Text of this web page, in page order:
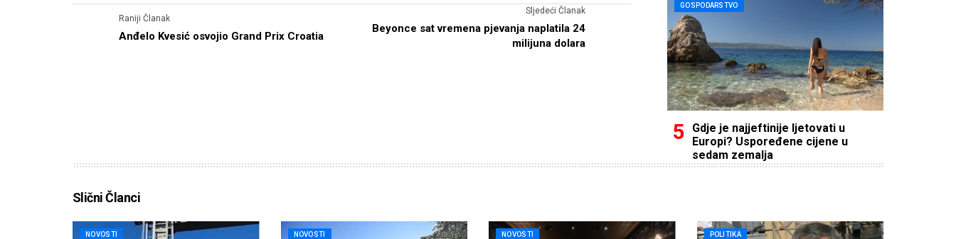
Raniji Članak
Anđelo Kvesić osvojio Grand Prix Croatia
Sljedeći Članak
Beyonce sat vremena pjevanja naplatila 24
milijuna dolara
GOSPODARSTVO
Gdje je najjeftinije ljetovati u
Europi? Uspoređene cijene u
sedam zemalja
Slični Članci
NOVOSTI NOVOSTI NOVOSTI POLITIKA